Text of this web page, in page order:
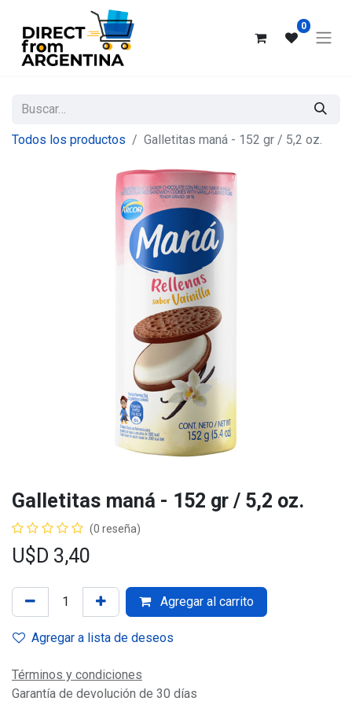
0
Todos los productos Galletitas maná - 152 gr / 5,2 oz.
Galletitas maná - 152 gr / 5,2 oz.
(0 reseña)
U$D 3,40
Agregar al carrito
Agregar a lista de deseos
Términos y condiciones
Garantía de devolución de 30 días